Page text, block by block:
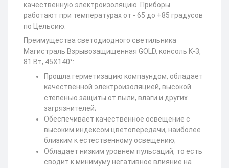
качественную электроизоляцию. Приборы
работают при температурах от - 65 до +85 градусов
по Цельсию.
Преимущества светодиодного светильника
Магистраль Взрывозащищенная GOLD, консоль K-3,
81 Вт, 45X140°:
Прошла герметизацию компаундом, обладает
качественной электроизоляцией, высокой
степенью защиты от пыли, влаги и других
загрязнителей;
Обеспечивает качественное освещение с
высоким индексом цветопередачи, наиболее
близким к естественному освещению;
Обладает низким уровнем пульсаций, то есть
сводит к минимуму негативное влияние на